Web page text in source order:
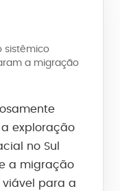
sistêmico
a migração
exploração
no Sul
a migração
viável para a